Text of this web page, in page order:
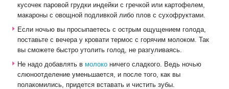
кусочек паровой грудки индейки с гречкой или картофелем,
макароны с овощной подливкой либо плов с сухофруктами.
Если ночью вы просыпаетесь с острым ощущением голода,
поставьте с вечера у кровати термос с горячим молоком. Так
вы сможете быстро утолить голод, не разгуливаясь.
Не надо добавлять в молоконичего сладкого. Ведь ночью
слюноотделение уменьшается, и после того, как вы
полакомились, придется вставать и чистить зубы.